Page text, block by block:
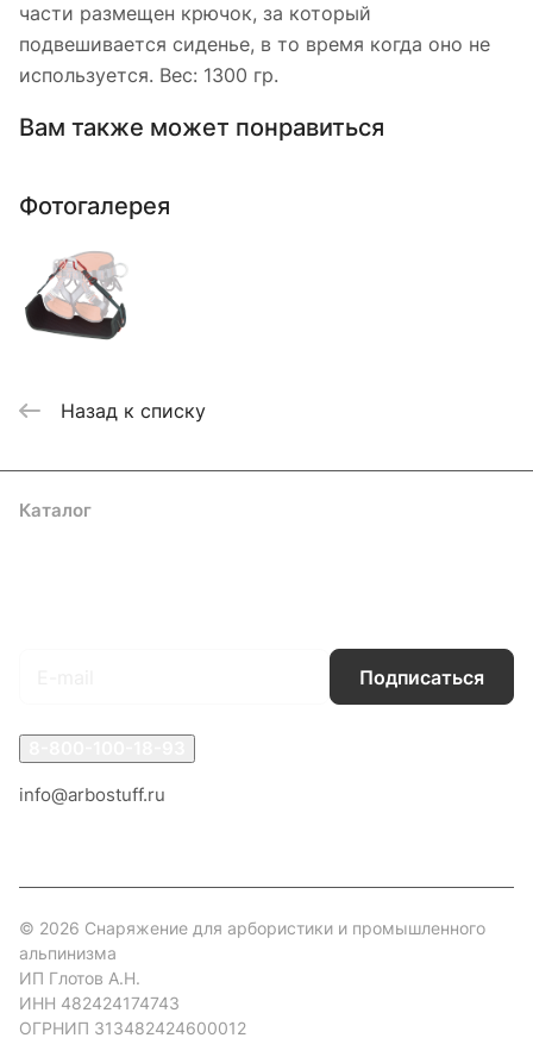
части размещен крючок, за который
подвешивается сиденье, в то время когда оно не
используется. Вес: 1300 гр.
Вам также может понравиться
Фотогалерея
Назад к списку
Каталог
Подписаться
info@arbostuff.ru
© 2026 Снаряжение для арбористики и промышленного
альпинизма
ИП Глотов А.Н.
ИНН 482424174743
ОГРНИП 313482424600012